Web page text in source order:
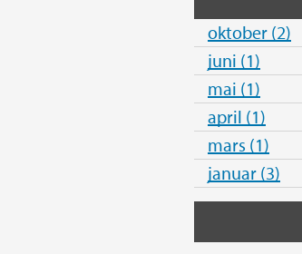
oktober (2)
juni (1)
mai (1)
april (1)
mars (1)
januar (3)